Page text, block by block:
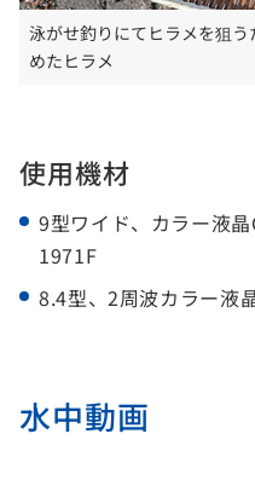
泳がせ釣りにてヒラメを狙
めたヒラメ
使用機材
9型ワイド、カラー液
1971F
8.4型、2周波カラー液
水中動画